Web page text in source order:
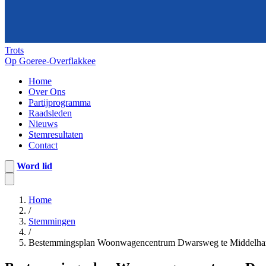
Trots
Op Goeree-Overflakkee
Home
Over Ons
Partijprogramma
Raadsleden
Nieuws
Stemresultaten
Contact
Word lid
Home
/
Stemmingen
/
Bestemmingsplan Woonwagencentrum Dwarsweg te